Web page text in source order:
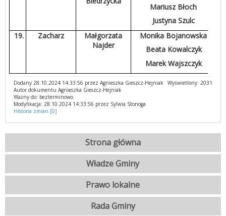
Mariusz Błoch
Justyna Szulc
19.
Zacharz
Małgorzata
Najder
Monika Bojanowska
Beata Kowalczyk
Marek Wajszczyk
Wyświetlony: 2031
Dodany 28.10.2024 14:33:56 przez Agnieszka Gieszcz-Hejniak
Autor dokumentu Agnieszka Gieszcz-Hejniak
Ważny do: bezterminowo
Modyfikacja: 28.10.2024 14:33:56 przez Sylwia Stonoga
Historia zmian [0]
Strona główna
Władze Gminy
Prawo lokalne
Rada Gminy